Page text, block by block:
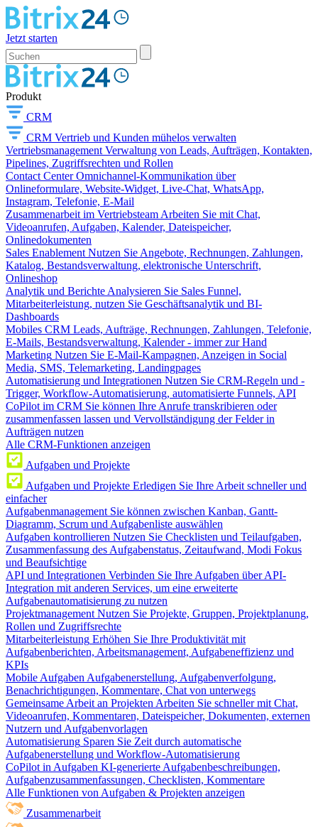
Jetzt starten
Produkt
CRM
CRM Vertrieb und Kunden mühelos verwalten
Vertriebsmanagement Verwaltung von Leads, Aufträgen, Kontakten,
Pipelines, Zugriffsrechten und Rollen
Contact Center Omnichannel-Kommunikation über
Onlineformulare, Website-Widget, Live-Chat, WhatsApp,
Instagram, Telefonie, E-Mail
Zusammenarbeit im Vertriebsteam Arbeiten Sie mit Chat,
Videoanrufen, Aufgaben, Kalender, Dateispeicher,
Onlinedokumenten
Sales Enablement Nutzen Sie Angebote, Rechnungen, Zahlungen,
Katalog, Bestandsverwaltung, elektronische Unterschrift,
Onlineshop
Analytik und Berichte Analysieren Sie Sales Funnel,
Mitarbeiterleistung, nutzen Sie Geschäftsanalytik und BI-
Dashboards
Mobiles CRM Leads, Aufträge, Rechnungen, Zahlungen, Telefonie,
E-Mails, Bestandsverwaltung, Kalender - immer zur Hand
Marketing Nutzen Sie E-Mail-Kampagnen, Anzeigen in Social
Media, SMS, Telemarketing, Landingpages
Automatisierung und Integrationen Nutzen Sie CRM-Regeln und -
Trigger, Workflow-Automatisierung, automatisierte Funnels, API
CoPilot im CRM Sie können Ihre Anrufe transkribieren oder
zusammenfassen lassen und Vervollständigung der Felder in
Aufträgen nutzen
Alle CRM-Funktionen anzeigen
Aufgaben und Projekte
Aufgaben und Projekte Erledigen Sie Ihre Arbeit schneller und
einfacher
Aufgabenmanagement Sie können zwischen Kanban, Gantt-
Diagramm, Scrum und Aufgabenliste auswählen
Aufgaben kontrollieren Nutzen Sie Checklisten und Teilaufgaben,
Zusammenfassung des Aufgabenstatus, Zeitaufwand, Modi Fokus
und Beaufsichtige
API und Integrationen Verbinden Sie Ihre Aufgaben über API-
Integration mit anderen Services, um eine erweiterte
Aufgabenautomatisierung zu nutzen
Projektmanagement Nutzen Sie Projekte, Gruppen, Projektplanung,
Rollen und Zugriffsrechte
Mitarbeiterleistung Erhöhen Sie Ihre Produktivität mit
Aufgabenberichten, Arbeitsmanagement, Aufgabeneffizienz und
KPIs
Mobile Aufgaben Aufgabenerstellung, Aufgabenverfolgung,
Benachrichtigungen, Kommentare, Chat von unterwegs
Gemeinsame Arbeit an Projekten Arbeiten Sie schneller mit Chat,
Videoanrufen, Kommentaren, Dateispeicher, Dokumenten, externen
Nutzern und Aufgabenvorlagen
Automatisierung Sparen Sie Zeit durch automatische
Aufgabenerstellung und Workflow-Automatisierung
CoPilot in Aufgaben KI-generierte Aufgabenbeschreibungen,
Aufgabenzusammenfassungen, Checklisten, Kommentare
Alle Funktionen von Aufgaben & Projekten anzeigen
Zusammenarbeit